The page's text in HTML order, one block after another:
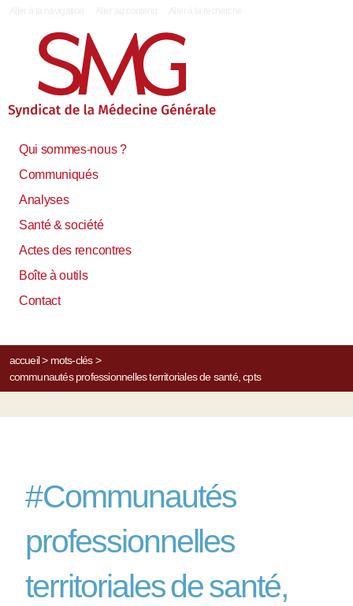
Qui sommes-nous ?
Communiqués
Analyses
Santé & société
Actes des rencontres
Boîte à outils
Contact
accueil> mots-clés>
communautés professionnelles territoriales de santé, cpts
#Communautés
professionnelles
territoriales de santé,